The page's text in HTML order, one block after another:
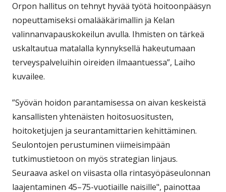
Orpon hallitus on tehnyt hyvää työtä hoitoonpääsyn
nopeuttamiseksi omalääkärimallin ja Kelan
valinnanvapauskokeilun avulla. Ihmisten on tärkeä
uskaltautua matalalla kynnyksellä hakeutumaan
terveyspalveluihin oireiden ilmaantuessa”, Laiho
kuvailee.
”Syövän hoidon parantamisessa on aivan keskeistä
kansallisten yhtenäisten hoitosuositusten,
hoitoketjujen ja seurantamittarien kehittäminen.
Seulontojen perustuminen viimeisimpään
tutkimustietoon on myös strategian linjaus.
Seuraava askel on viisasta olla rintasyöpäseulonnan
laajentaminen 45–75-vuotiaille naisille", painottaa